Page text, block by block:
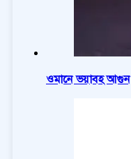
ওমানে ভয়াবহ আগুন